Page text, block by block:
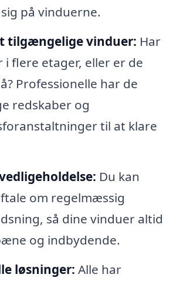
på vinduerne.
tilgængelige vinduer: Har
i flere etager, eller er de
Professionelle har de
redskaber og
til at klare
Du kan
om regelmæssig
så dine vinduer altid
og indbydende.
løsninger: Alle har